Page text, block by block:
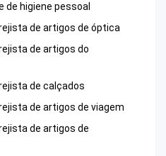
de higiene pessoal
de artigos de óptica
de artigos do
de calçados
de artigos de viagem
de artigos de